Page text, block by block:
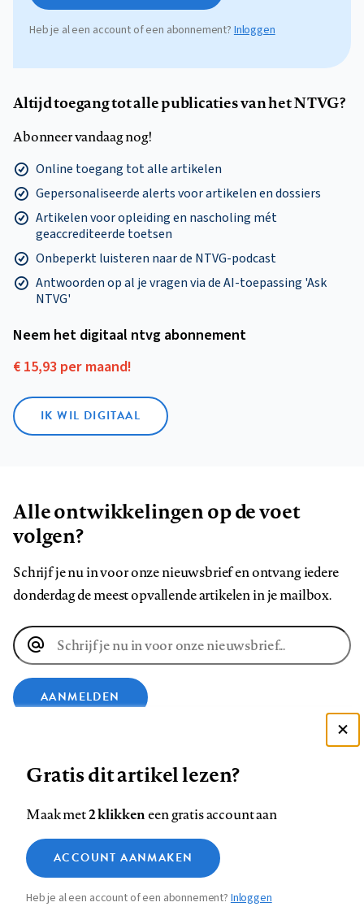
Heb je al een account of een abonnement?Inloggen
Altijd toegang tot alle publicaties van het NTVG?
Abonneer vandaag nog!
Online toegang tot alle artikelen
Gepersonaliseerde alerts voor artikelen en dossiers
Artikelen voor opleiding en nascholing mét
geaccrediteerde toetsen
Onbeperkt luisteren naar de NTVG-podcast
Antwoorden op al je vragen via de AI-toepassing 'Ask
NTVG'
Neem het digitaal ntvg abonnement
€ 15,93 per maand!
IK WIL DIGITAAL
Alle ontwikkelingen op de voet
volgen?
Schrijf je nu in voor onze nieuwsbrief en ontvang iedere
donderdag de meest opvallende artikelen in je mailbox.
E-
mailadres
AANMELDEN
op
Facebook
op
LinkedIn
op
Bluesky
ons
op
InstagramYouTube
Footer
Contact Colofon Disclaimer Privacy
Medische vragen verdienen
betrouwbare antwoorden
Zie onze cookie policy
Analytische cookies
Marketing cookies
Gratis dit artikel lezen?
Maak met2 klikkeneen gratis account aan
ACCOUNT AANMAKEN
Heb je al een account of een abonnement?Inloggen